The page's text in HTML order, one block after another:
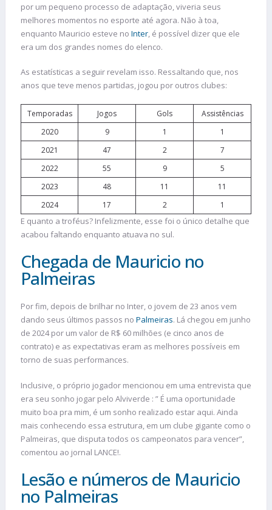
por um pequeno processo de adaptação, viveria seus
melhores momentos no esporte até agora. Não à toa,
enquanto Mauricio esteve no Inter, é possível dizer que ele
era um dos grandes nomes do elenco.
As estatísticas a seguir revelam isso. Ressaltando que, nos
anos que teve menos partidas, jogou por outros clubes:
Temporadas Jogos Gols
Assistências
2020
9 1
1
2021
47 2
7
2022
55 9
5
2023
48 11
11
2024
17 2 1
E quanto a troféus? Infelizmente, esse foi o único detalhe que
acabou faltando enquanto atuava no sul.
Chegada de Mauricio no
Palmeiras
Por fim, depois de brilhar no Inter, o jovem de 23 anos vem
dando seus últimos passos no Palmeiras. Lá chegou em junho
de 2024 por um valor de R$ 60 milhões (e cinco anos de
contrato) e as expectativas eram as melhores possíveis em
torno de suas performances.
Inclusive, o próprio jogador mencionou em uma entrevista que
era seu sonho jogar pelo Alviverde : ” É uma oportunidade
muito boa pra mim, é um sonho realizado estar aqui. Ainda
mais conhecendo essa estrutura, em um clube gigante como o
Palmeiras, que disputa todos os campeonatos para vencer”,
comentou ao jornal LANCE!.
Lesão e números de Mauricio
no Palmeiras